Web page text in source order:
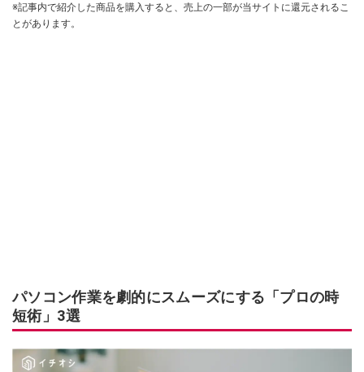
※記事内で紹介した商品を購入すると、売上の一部が当サイトに還元されるこ
とがあります。
パソコン作業を劇的にスムーズにする「プロの時
短術」3選